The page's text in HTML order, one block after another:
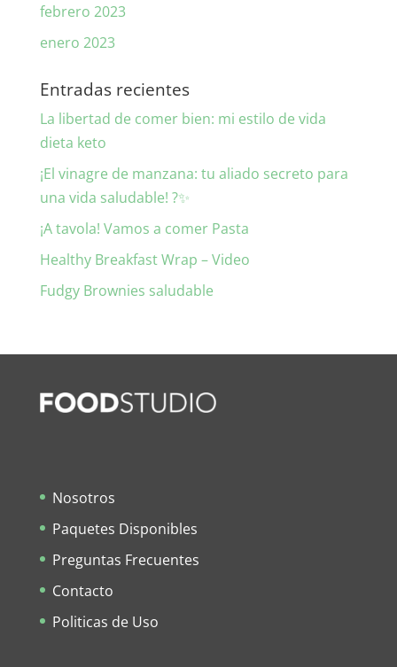
febrero 2023
enero 2023
Entradas recientes
La libertad de comer bien: mi estilo de vida
dieta keto
¡El vinagre de manzana: tu aliado secreto para
una vida saludable! ?✨
¡A tavola! Vamos a comer Pasta
Healthy Breakfast Wrap – Video
Fudgy Brownies saludable
Nosotros
Paquetes Disponibles
Preguntas Frecuentes
Contacto
Politicas de Uso